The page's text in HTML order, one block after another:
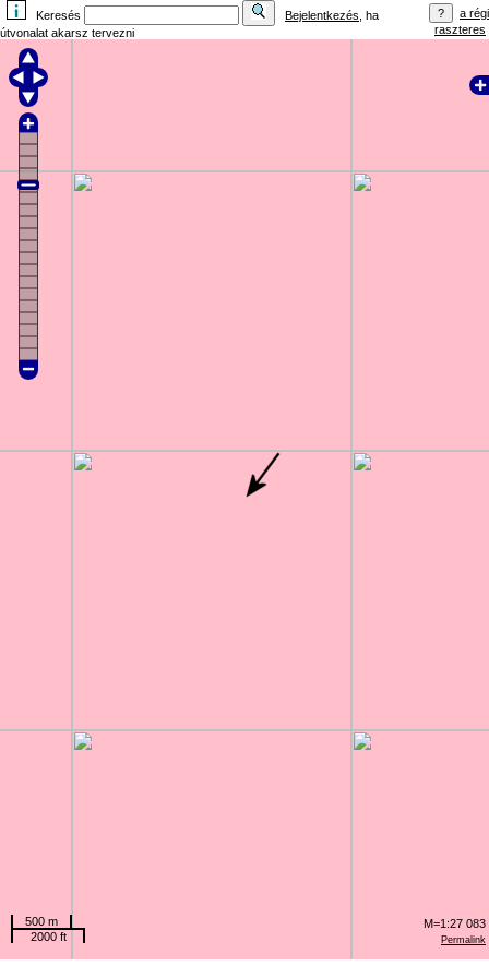
Keresés Bejelentkezés , ha
útvonalat akarsz tervezni
a régi
raszteres
Permalink
500 m
2000 ft
M=1:27 083